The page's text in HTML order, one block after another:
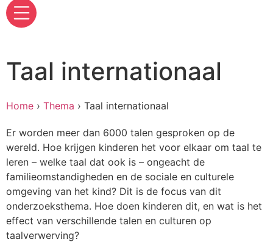
Taal internationaal
Home › Thema › Taal internationaal
Er worden meer dan 6000 talen gesproken op de
wereld. Hoe krijgen kinderen het voor elkaar om taal te
leren – welke taal dat ook is – ongeacht de
familieomstandigheden en de sociale en culturele
omgeving van het kind? Dit is de focus van dit
onderzoeksthema. Hoe doen kinderen dit, en wat is het
effect van verschillende talen en culturen op
taalverwerving?